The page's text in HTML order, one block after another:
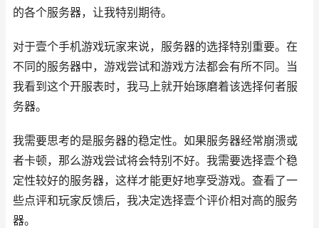
的各个服务器，让我特别期待。
对于壹个手机游戏玩家来说，服务器的选择特别重要。在
不同的服务器中，游戏尝试和游戏方法都会有所不同。当
我看到这个开服表时，我马上就开始琢磨着该选择何者服
务器。
我需要思考的是服务器的稳定性。如果服务器经常崩溃或
者卡顿，那么游戏尝试将会特别不好。我需要选择壹个稳
定性较好的服务器，这样才能更好地享受游戏。查看了一
些点评和玩家反馈后，我决定选择壹个评价相对高的服务
器。